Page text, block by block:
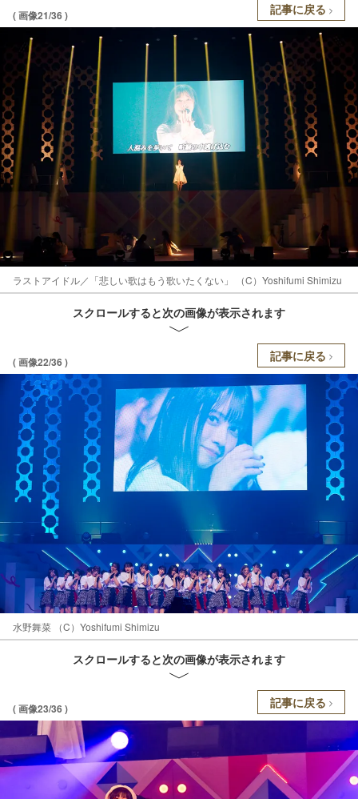
( 画像21/36 ) 記事に戻る
ラストアイドル／「悲しい歌はもう歌いたくない」 （C）Yoshifumi Shimizu
スクロールすると次の画像が表示されます
( 画像22/36 ) 記事に戻る
水野舞菜 （C）Yoshifumi Shimizu
スクロールすると次の画像が表示されます
( 画像23/36 ) 記事に戻る